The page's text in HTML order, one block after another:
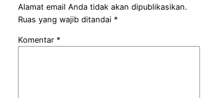
Alamat email Anda tidak akan dipublikasikan.
Ruas yang wajib ditandai *
Komentar *